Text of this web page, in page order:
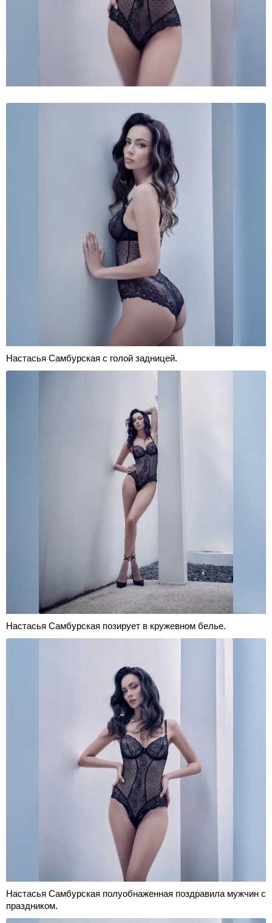
Настасья Самбурская с голой задницей.
Настасья Самбурская позирует в кружевном белье.
Настасья Самбурская полуобнаженная поздравила мужчин с
праздником.